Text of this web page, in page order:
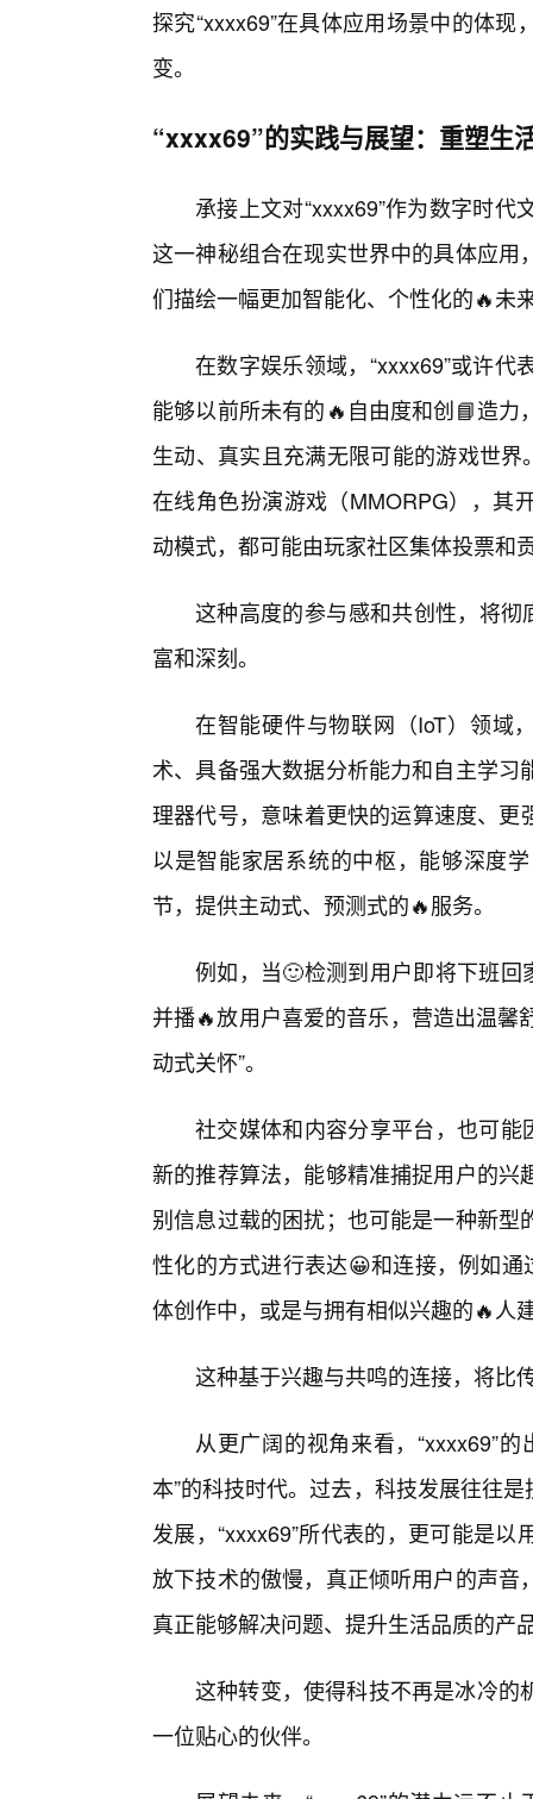
探究“xxxx69”在具体应用场景中的体
变。
“xxxx69”的实践与展望：重塑生
承接上文对“xxxx69”作为数字时
这一神秘组合在现实世界中的具体应
们描绘一幅更加智能化、个性化的🔥未
在数字娱乐领域，“xxxx69”或许
能够以前所未有的🔥自由度和创📘造
生动、真实且充满无限可能的游戏世界
在线角色扮演游戏（MMORPG），其
动模式，都可能由玩家社区集体投票和
这种高度的参与感和共创性，将彻
富和深刻。
在智能硬件与物联网（IoT）领域
术、具备强大数据分析能力和自主学
理器代号，意味着更快的运算速度、
以是智能家居系统的中枢，能够深度
节，提供主动式、预测式的🔥服务。
例如，当🙂检测到用户即将下班回
并播🔥放用户喜爱的音乐，营造出温馨
动式关怀”。
社交媒体和内容分享平台，也可能
新的推荐算法，能够精准捕捉用户的
别信息过载的困扰；也可能是一种新
性化的方式进行表达😀和连接，例如通
体创作中，或是与拥有相似兴趣的🔥人
这种基于兴趣与共鸣的连接，将比
从更广阔的视角来看，“xxxx69”
本”的科技时代。过去，科技发展往往
发展，“xxxx69”所代表的，更可能是
放下技术的傲慢，真正倾听用户的声
真正能够解决问题、提升生活品质的产
这种转变，使得科技不再是冰冷的
一位贴心的伙伴。